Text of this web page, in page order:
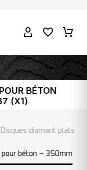
BÉTON
(X1)
Disques diamant plats
béton – 350mm